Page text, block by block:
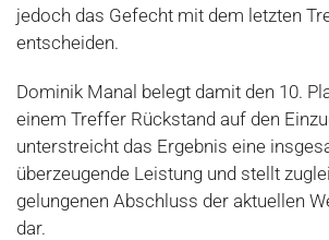
jedoch das Gefecht mit dem letzten
entscheiden.
Dominik Manal belegt damit den 10.
einem Treffer Rückstand auf den
unterstreicht das Ergebnis eine
überzeugende Leistung und stellt
gelungenen Abschluss der aktuellen
dar.